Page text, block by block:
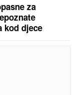
za
kod djece